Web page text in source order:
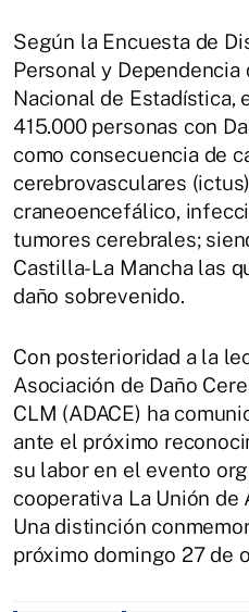
Según la Encuesta de
Personal y
Nacional de Estadística,
415.000 personas con
como consecuencia de
cerebrovasculares
craneoencefálico,
tumores cerebrales;
Castilla-La Mancha las
daño sobrevenido.
Con posterioridad a la
Asociación de Daño
CLM (ADACE) ha
ante el próximo
su labor en el evento
cooperativa La Unión de
Una distinción
próximo domingo 27 de